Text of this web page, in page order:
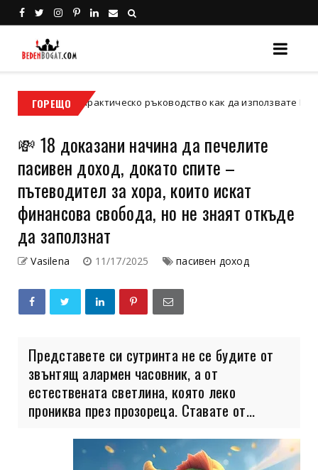
ГОРЕЩО
Практическо ръководство как да използвате ETF-и в
💸 18 доказани начина да печелите
пасивен доход, докато спите –
пътеводител за хора, които искат
финансова свобода, но не знаят откъде
да заползнат
Vasilena 11/17/2025 пасивен доход
Представете си сутринта не се будите от
звънтящ алармен часовник, а от
естествената светлина, която леко
прониква през прозореца. Ставате от...